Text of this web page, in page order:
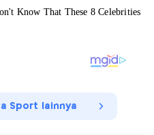
Sport lainnya